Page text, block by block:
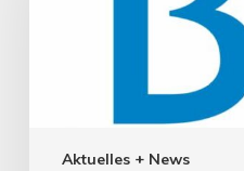
Aktuelles + News